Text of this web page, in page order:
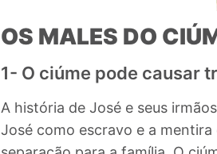
OS MALES DO
1- O ciúme pode causar
A história de José e seus
José como escravo e a